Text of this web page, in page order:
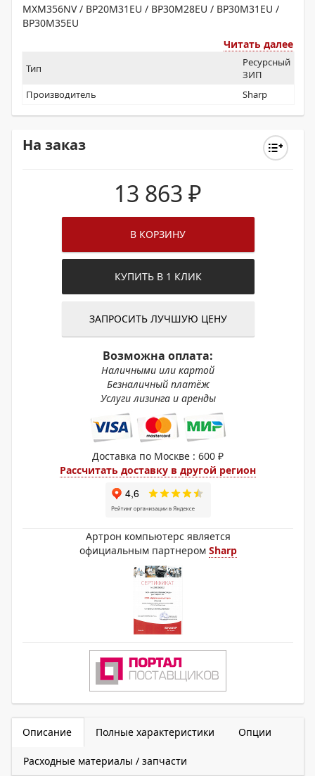
MXM356NV / BP20M31EU / BP30M28EU / BP30M31EU /
BP30M35EU
Читать далее
Тип
Ресурсный
ЗИП
Производитель
Sharp
На заказ
13 863 ₽
В КОРЗИНУ
КУПИТЬ В 1 КЛИК
ЗАПРОСИТЬ ЛУЧШУЮ ЦЕНУ
Возможна оплата:
Наличными или картой
Безналичный платёж
Услуги лизинга и аренды
Доставка по Москве : 600 ₽
Рассчитать доставку в другой регион
Артрон компьютерс является
официальным партнером Sharp
Описание Полные характеристики Опции
Расходные материалы / запчасти